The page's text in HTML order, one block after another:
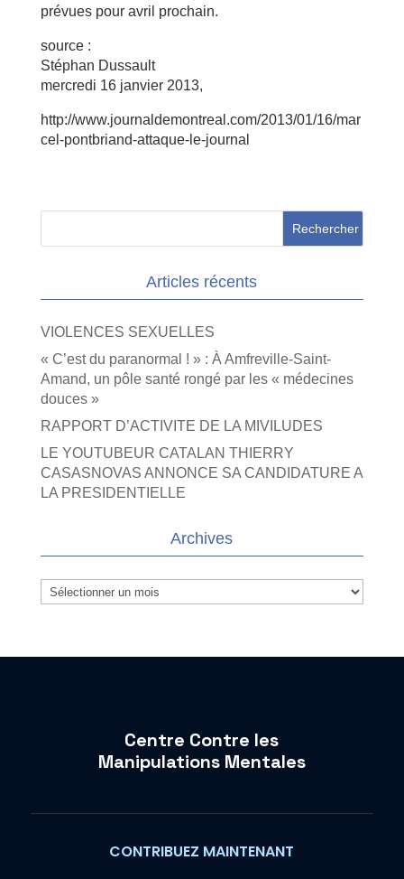
prévues pour avril prochain.
source :
Stéphan Dussault
mercredi 16 janvier 2013,
http://www.journaldemontreal.com/2013/01/16/mar
cel-pontbriand-attaque-le-journal
Articles récents
VIOLENCES SEXUELLES
« C’est du paranormal ! » : À Amfreville-Saint-
Amand, un pôle santé rongé par les « médecines
douces »
RAPPORT D’ACTIVITE DE LA MIVILUDES
LE YOUTUBEUR CATALAN THIERRY
CASASNOVAS ANNONCE SA CANDIDATURE A
LA PRESIDENTIELLE
Archives
Archives
Centre Contre les
Manipulations Mentales
CONTRIBUEZ MAINTENANT